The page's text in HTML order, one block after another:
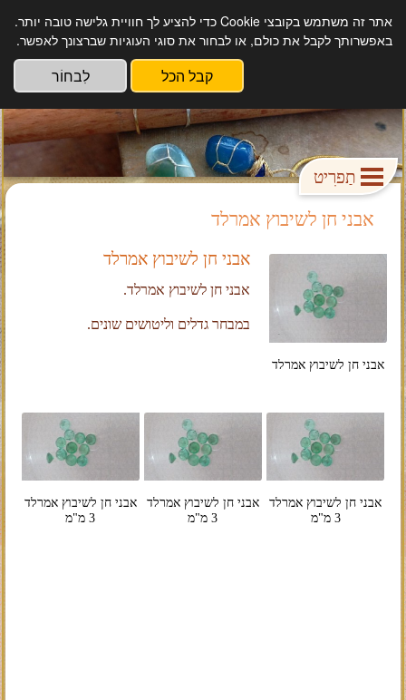
אבן דרך תכשיטים עבודת יד מקורית.
תַפרִיט
אבני חן לשיבוץ אמרלד
אבני חן לשיבוץ אמרלד
אבני חן לשיבוץ אמרלד
אבני חן לשיבוץ אמרלד.
במבחר גדלים וליטושים שונים.
אבני חן לשיבוץ אמרלד
3 מ"מ
אבני חן לשיבוץ אמרלד
3 מ"מ
אבני חן לשיבוץ אמרלד
3 מ"מ
אתר זה משתמש בקובצי Cookie כדי להציע לך חוויית גלישה טובה יותר.
באפשרותך לקבל את כולם, או לבחור את סוגי העוגיות שברצונך לאפשר.
לִבחוֹר קבל הכל